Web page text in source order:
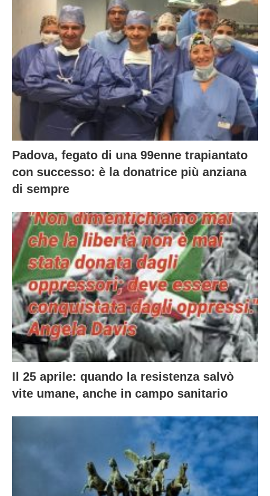
Padova, fegato di una 99enne trapiantato
con successo: è la donatrice più anziana
di sempre
Il 25 aprile: quando la resistenza salvò
vite umane, anche in campo sanitario